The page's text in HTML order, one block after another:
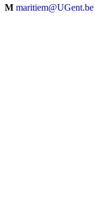
M maritiem@UGent.be